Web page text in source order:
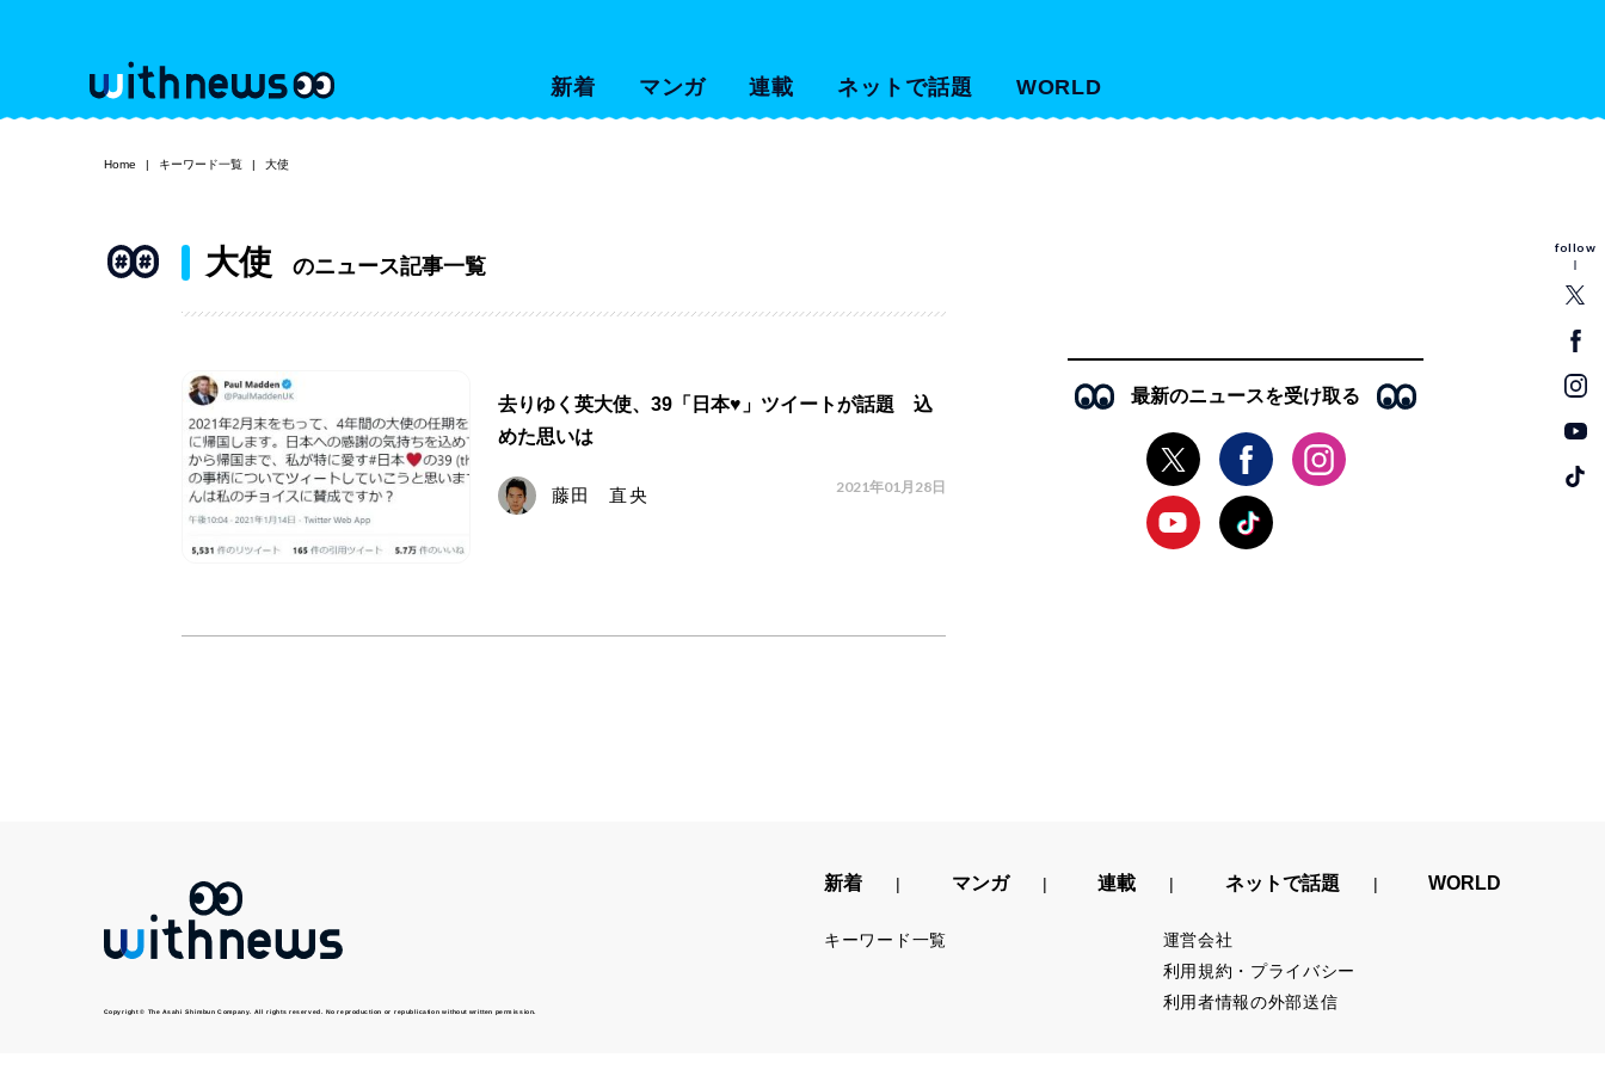
新着 マンガ 連載 ネットで話題 WORLD
follow
Home キーワード一覧 大使
大使 のニュース記事一覧
去りゆく英大使、39「日本♥」ツイートが話題 込
めた思いは
藤田 直央 2021年01月28日
最新のニュースを受け取る
Copyright © The Asahi Shimbun Company. All rights reserved. No reproduction or republication without written permission.
新着 マンガ 連載 ネットで話題 WORLD
キーワード一覧
運営会社
利用規約・プライバシー
利用者情報の外部送信